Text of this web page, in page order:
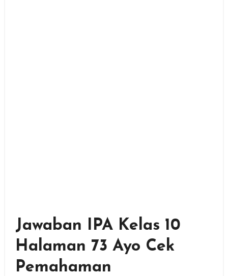
Jawaban IPA Kelas 10
Halaman 73 Ayo Cek
Pemahaman